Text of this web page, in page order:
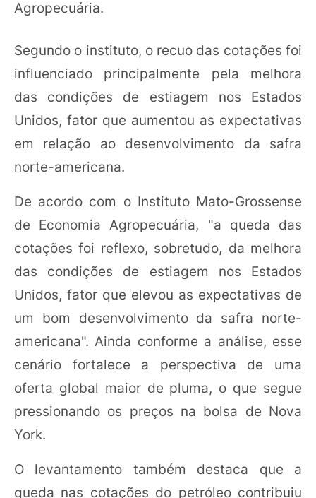
Agropecuária.
Segundo o instituto, o recuo das cotações foi
influenciado principalmente pela melhora
das condições de estiagem nos Estados
Unidos, fator que aumentou as expectativas
em relação ao desenvolvimento da safra
norte-americana.
De acordo com o Instituto Mato-Grossense
de Economia Agropecuária, "a queda das
cotações foi reflexo, sobretudo, da melhora
das condições de estiagem nos Estados
Unidos, fator que elevou as expectativas de
um bom desenvolvimento da safra norte-
americana". Ainda conforme a análise, esse
cenário fortalece a perspectiva de uma
oferta global maior de pluma, o que segue
pressionando os preços na bolsa de Nova
York.
O levantamento também destaca que a
queda nas cotações do petróleo contribuiu